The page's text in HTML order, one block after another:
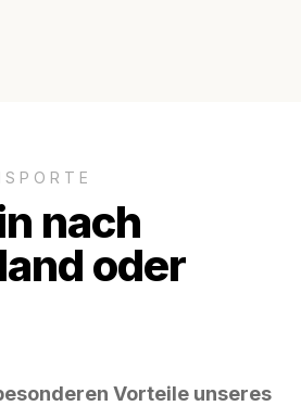
nach
oder
Vorteile unseres